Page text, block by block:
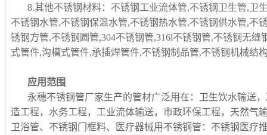
8.其他不锈钢材料：不锈钢工业流体管,不锈钢卫生管,卫
不锈钢水管,不锈钢保温水管,不锈钢热水管,不锈钢供水管,不
锈钢方管,不锈钢圆管,304不锈钢管,316l不锈钢管,不锈钢无
式管件,沟槽式管件,承插焊管件,不锈钢制品管,不锈钢机械结
应用范围
永穗不锈钢管厂家生产的管材广泛用在：卫生饮水输送
造工程，水务工程，工业流体输送，市政环保工程，天然气
卫浴管、不锈钢门框料、医疗器械用不锈钢管：不锈钢医疗